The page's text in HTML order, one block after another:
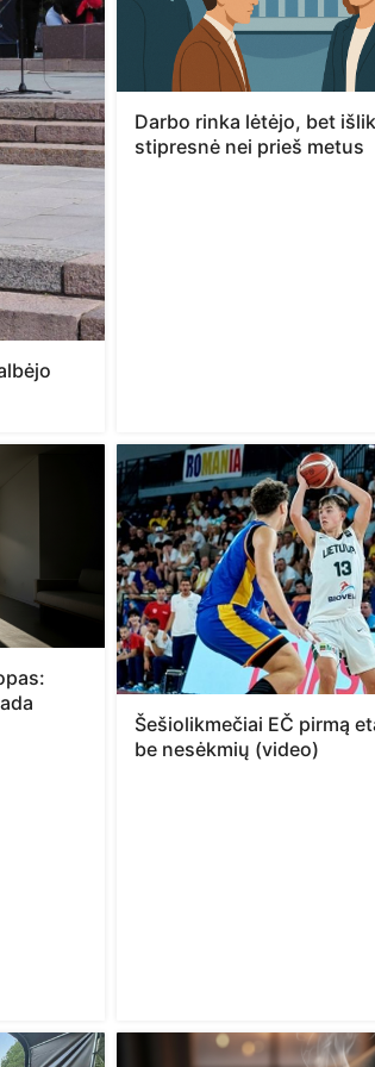
Darbo rinka lėtėjo, bet
stipresnė nei prieš metus
Šešiolikmečiai EČ pirmą
be nesėkmių (video)